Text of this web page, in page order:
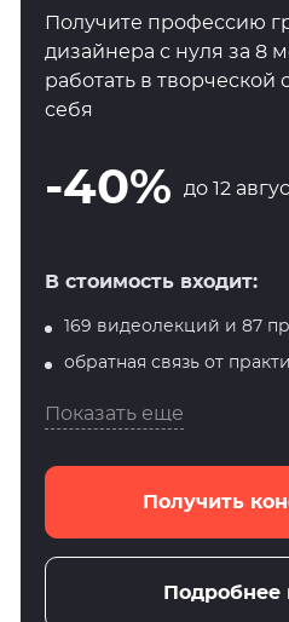
Получите профессию
дизайнера с нуля за 8
работать в творческой
себя
-40% до 12
В стоимость входит:
169 видеолекций и 87
обратная связь от
Показать еще
Получить
Подробнее